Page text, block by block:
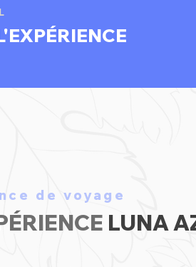
de voyage
LUNA